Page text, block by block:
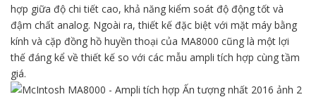
hợp giữa độ chi tiết cao, khả năng kiểm soát độ động tốt và
đậm chất analog. Ngoài ra, thiết kế đặc biệt với mặt máy bằng
kính và cặp đồng hồ huyền thoại của MA8000 cũng là một lợi
thế đáng kể về thiết kế so với các mẫu ampli tích hợp cùng tầm
giá.